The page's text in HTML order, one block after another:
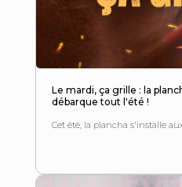
Le mardi, ça grille : la
débarque tout l'été !
Cet été, la plancha s'installe